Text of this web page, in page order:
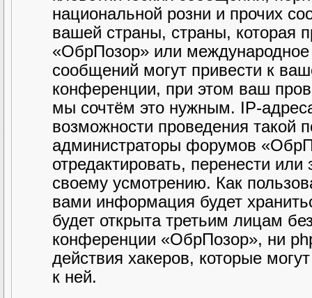
национальной розни и прочих
вашей страны, страны, которая
«ОбрПозор» или
сообщений могут привести к
конференции, при этом ваш
мы сочтём это нужным. IP-
возможности проведения такой
администраторы форумов
отредактировать, перенести
своему усмотрению. Как
вами информация будет
будет открыта третьим лицам
конференции «ОбрПозор», ни
действия хакеров, которые
к ней.